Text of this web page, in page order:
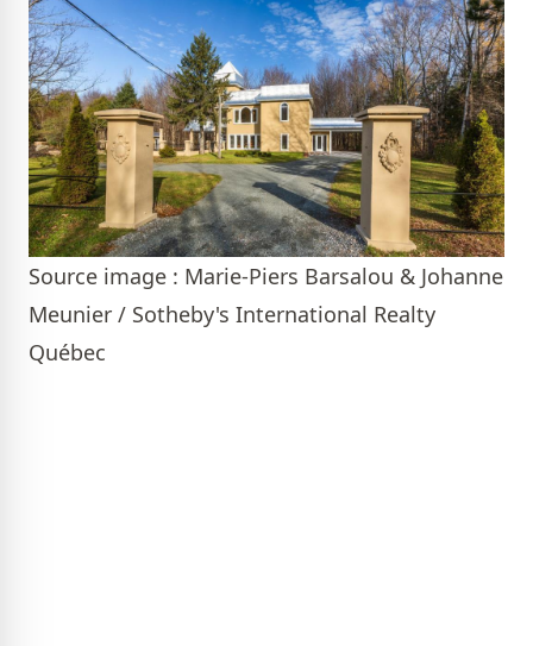
Source image : Marie-Piers Barsalou & Johanne
Meunier / Sotheby's International Realty
Québec